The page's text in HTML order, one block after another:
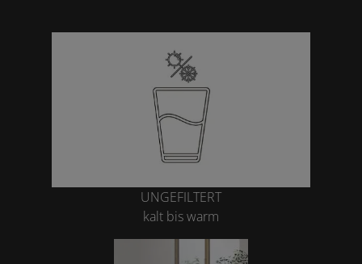
UNGEFILTERT
kalt bis warm